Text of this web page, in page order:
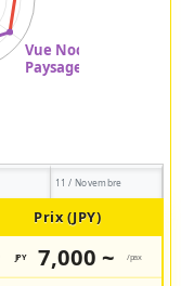
11 / Novembre
Prix (JPY)
JPY 7,000 ~ /pax